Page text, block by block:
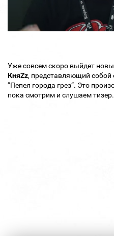
Уже совсем скоро выйдет
КняZz, представляющий собой
“Пепел города грез”. Это
пока смотрим и слушаем тизер.